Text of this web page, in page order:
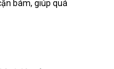
bám, giúp quá